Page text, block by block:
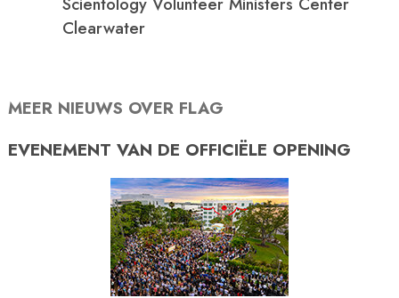
Clearwater
MEER NIEUWS OVER FLAG
EVENEMENT VAN DE OFFICIËLE OPENING